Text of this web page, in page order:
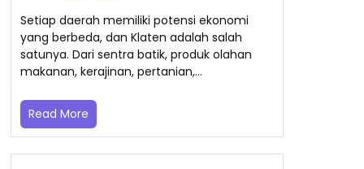
Setiap daerah memiliki potensi ekonomi
yang berbeda, dan Klaten adalah salah
satunya. Dari sentra batik, produk olahan
makanan, kerajinan, pertanian,…
Read More